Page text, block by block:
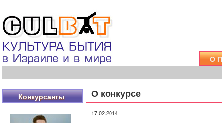
О
Конкурсанты О конкурсе
17.02.2014